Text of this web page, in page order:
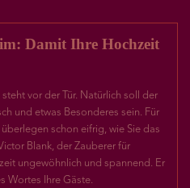
Damit Ihre Hochzeit
vor der Tür. Natürlich soll der
und etwas Besonderes sein. Für
schon eifrig, wie Sie das
Blank, der Zauberer für
ungewöhnlich und spannend. Er
Wortes Ihre Gäste.